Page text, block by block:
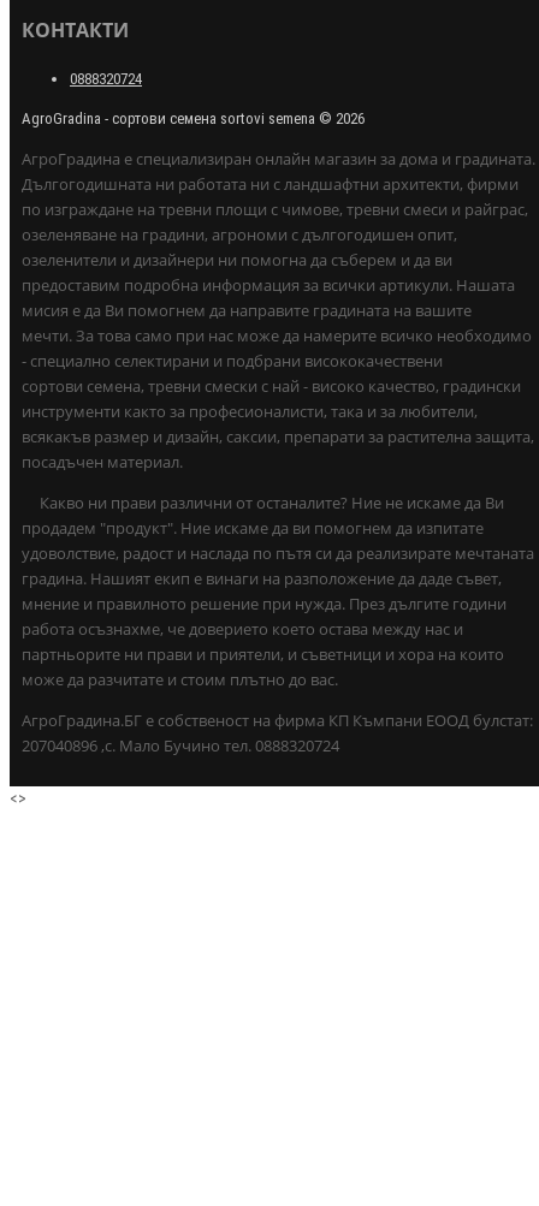
КОНТАКТИ
0888320724
AgroGradina - сортови семена sortovi semena © 2026
АгроГрадина е специализиран онлайн магазин за дома и градината.
Дългогодишната ни работата ни с ландшафтни архитекти, фирми
по изграждане на тревни площи с чимове, тревни смеси и райграс,
озеленяване на градини, агрономи с дългогодишен опит,
озеленители и дизайнери ни помогна да съберем и да ви
предоставим подробна информация за всички артикули. Нашата
мисия е да Ви помогнем да направите градината на вашите
мечти. За това само при нас може да намерите всичко необходимо
- специално селектирани и подбрани висококачествени
сортови семена, тревни смески с най - високо качество, градински
инструменти както за професионалисти, така и за любители,
всякакъв размер и дизайн, саксии, препарати за растителна защита,
посадъчен материал.
Какво ни прави различни от останалите? Ние не искаме да Ви
продадем "продукт". Ние искаме да ви помогнем да изпитате
удоволствие, радост и наслада по пътя си да реализирате мечтаната
градина. Нашият екип е винаги на разположение да даде съвет,
мнение и правилното решение при нужда. През дългите години
работа осъзнахме, че доверието което остава между нас и
партньорите ни прави и приятели, и съветници и хора на които
може да разчитате и стоим плътно до вас.
АгроГрадина.БГ е собственост на фирма КП Къмпани ЕООД булстат:
207040896 ,с. Мало Бучино тел. 0888320724
<>